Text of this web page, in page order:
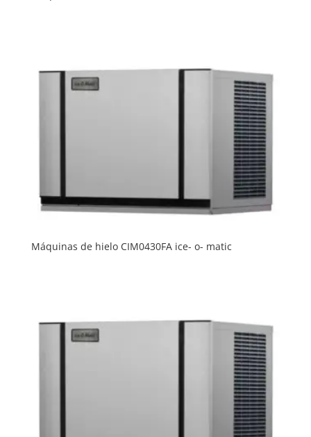
Máquinas de hielo CIM0430FA ice- o- matic